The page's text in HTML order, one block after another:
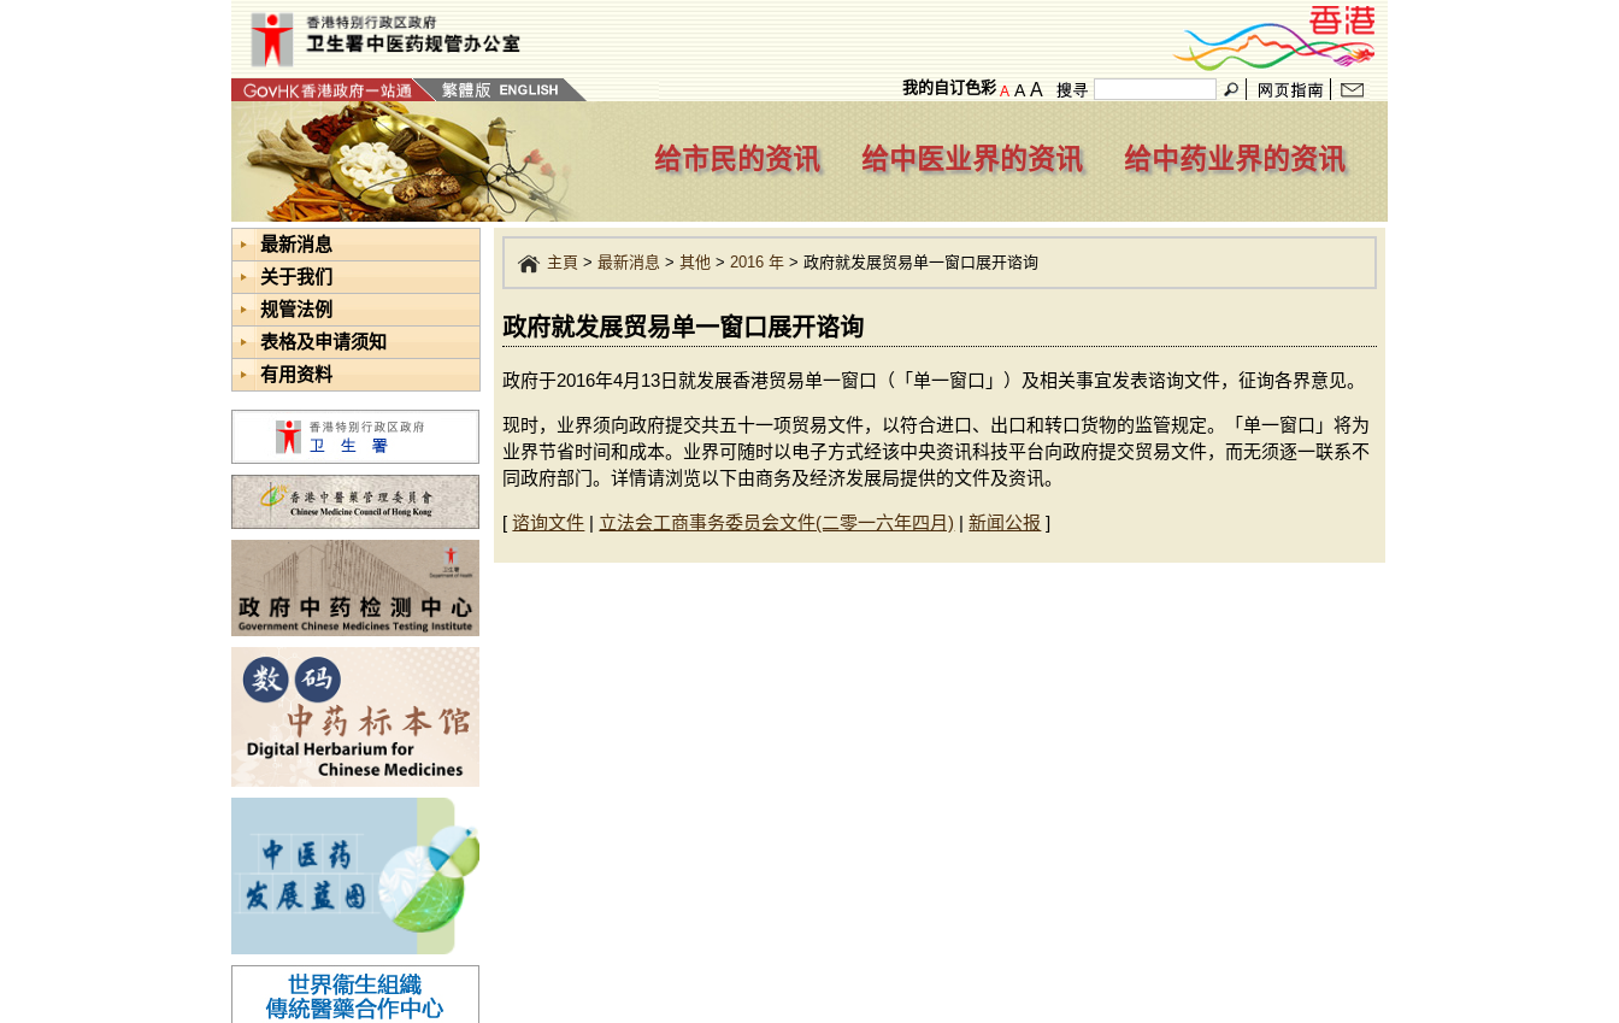
我的自订色彩 A A A
给市民的资讯 给中医业界的资讯 给中药业界的资讯
最新消息
关于我们
规管法例
表格及申请须知
有用资料
主頁 >最新消息 >其他 >2016 年 >政府就发展贸易单一窗口展开谘询
政府就发展贸易单一窗口展开谘询
政府于2016年4月13日就发展香港贸易单一窗口（「单一窗口」）及相关事宜发表谘询文件，征询各界意见。
现时，业界须向政府提交共五十一项贸易文件，以符合进口、出口和转口货物的监管规定。「单一窗口」将为
业界节省时间和成本。业界可随时以电子方式经该中央资讯科技平台向政府提交贸易文件，而无须逐一联系不
同政府部门。详情请浏览以下由商务及经济发展局提供的文件及资讯。
[谘询文件 | 立法会工商事务委员会文件(二零一六年四月) |新闻公报 ]